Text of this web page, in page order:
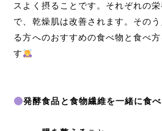
スよく摂ることです。それぞれの
で、乾燥肌は改善されます。その
る方へのおすすめの食べ物と食べ
す
発酵食品と食物繊維を一緒に食べ